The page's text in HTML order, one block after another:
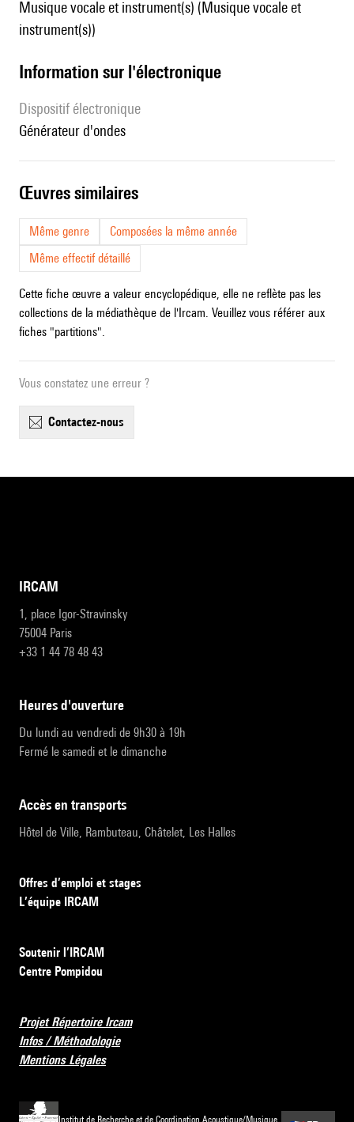
Musique vocale et instrument(s) (Musique vocale et
instrument(s))
Information sur l'électronique
Dispositif électronique
générateur d'ondes
œuvres similaires
Même genre
Composées la même année
Même effectif détaillé
Cette fiche œuvre a valeur encyclopédique, elle ne reflète pas les
collections de la médiathèque de l'Ircam. Veuillez vous référer aux
fiches "partitions".
Vous constatez une erreur ?
contactez-nous
IRCAM
1, place Igor-Stravinsky
75004 Paris
+33 1 44 78 48 43
heures d'ouverture
Du lundi au vendredi de 9h30 à 19h
Fermé le samedi et le dimanche
accès en transports
Hôtel de Ville, Rambuteau, Châtelet, Les Halles
Offres d’emploi et stages
L’équipe IRCAM
Soutenir l’IRCAM
Centre Pompidou
Projet Répertoire Ircam
Infos / Méthodologie
Mentions Légales
Institut de Recherche et de Coordination Acoustique/Musique